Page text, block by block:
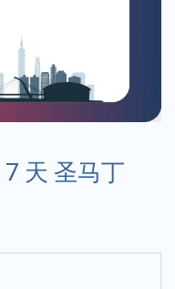
天 圣马丁